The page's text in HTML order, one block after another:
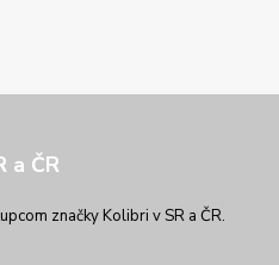
a ČR
značky Kolibri v SR a ČR.